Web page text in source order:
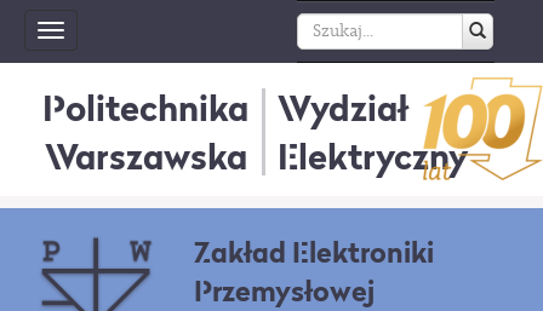
Toggle
navigation
Politechnika
Warszawska
Wydział
Elektryczny
Zakład Elektroniki
Przemysłowej